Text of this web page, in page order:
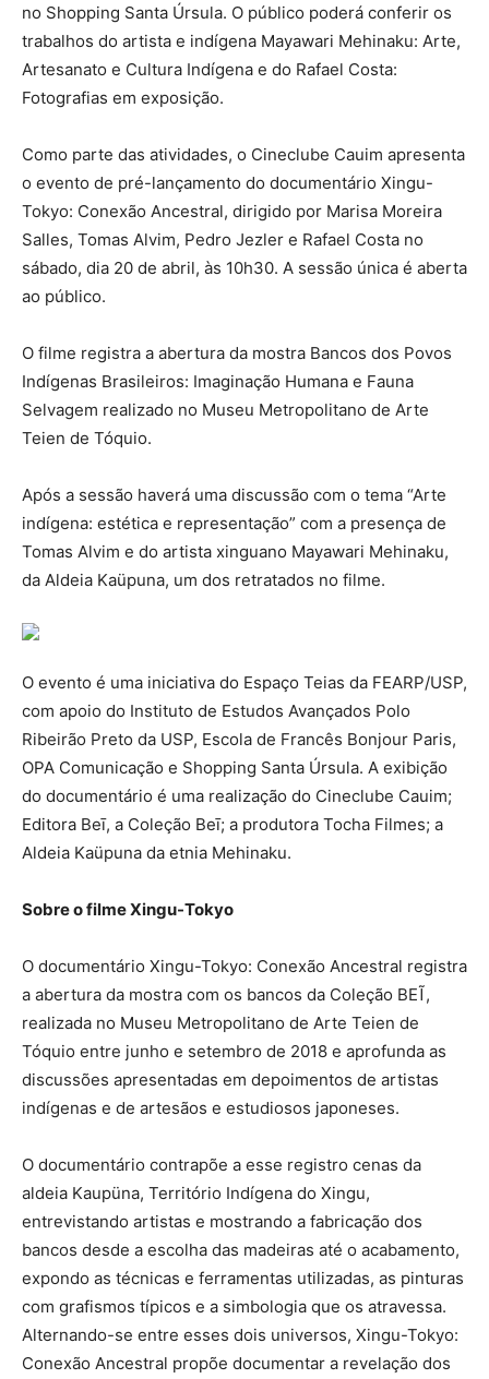
no Shopping Santa Úrsula. O público poderá conferir os
trabalhos do artista e indígena Mayawari Mehinaku: Arte,
Artesanato e Cultura Indígena e do Rafael Costa:
Fotografias em exposição.
Como parte das atividades, o Cineclube Cauim apresenta
o evento de pré-lançamento do documentário Xingu-
Tokyo: Conexão Ancestral, dirigido por Marisa Moreira
Salles, Tomas Alvim, Pedro Jezler e Rafael Costa no
sábado, dia 20 de abril, às 10h30. A sessão única é aberta
ao público.
O filme registra a abertura da mostra Bancos dos Povos
Indígenas Brasileiros: Imaginação Humana e Fauna
Selvagem realizado no Museu Metropolitano de Arte
Teien de Tóquio.
Após a sessão haverá uma discussão com o tema “Arte
indígena: estética e representação” com a presença de
Tomas Alvim e do artista xinguano Mayawari Mehinaku,
da Aldeia Kaüpuna, um dos retratados no filme.
O evento é uma iniciativa do Espaço Teias da FEARP/USP,
com apoio do Instituto de Estudos Avançados Polo
Ribeirão Preto da USP, Escola de Francês Bonjour Paris,
OPA Comunicação e Shopping Santa Úrsula. A exibição
do documentário é uma realização do Cineclube Cauim;
Editora Beī, a Coleção Beī; a produtora Tocha Filmes; a
Aldeia Kaüpuna da etnia Mehinaku.
Sobre o filme Xingu-Tokyo
O documentário Xingu-Tokyo: Conexão Ancestral registra
a abertura da mostra com os bancos da Coleção BEĨ,
realizada no Museu Metropolitano de Arte Teien de
Tóquio entre junho e setembro de 2018 e aprofunda as
discussões apresentadas em depoimentos de artistas
indígenas e de artesãos e estudiosos japoneses.
O documentário contrapõe a esse registro cenas da
aldeia Kaupüna, Território Indígena do Xingu,
entrevistando artistas e mostrando a fabricação dos
bancos desde a escolha das madeiras até o acabamento,
expondo as técnicas e ferramentas utilizadas, as pinturas
com grafismos típicos e a simbologia que os atravessa.
Alternando-se entre esses dois universos, Xingu-Tokyo:
Conexão Ancestral propõe documentar a revelação dos